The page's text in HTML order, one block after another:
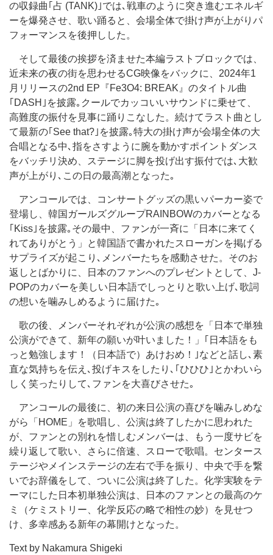
の収録曲｢占 (TANK)｣では､戦車のように突き進むエネルギ
ーを爆発させ、歌い踊ると、会場全体で掛け声が上がりパ
フォーマンスを後押しした。
そして最後の挨拶を済ませた本編ラストブロックでは、
近未来の夜の街を思わせるCG映像をバックに、2024年1
月リリースの2nd EP『Fe3O4: BREAK』のタイトル曲
｢DASH｣を披露｡クールでカッコいいサウンドに乗せて、
高難度の振付を見事に踊りこなした。続けてラスト曲とし
て最新の｢See that?｣を披露｡特大の掛け声が会場全体の大
合唱となる中､指をさすように腕を動かすポイントダンス
をバッチリ決め、ステージに脚を投げ出す振付では､大歓
声が上がり､この日の最高潮となった｡
アンコールでは、コンサートグッズの黒いパーカー姿で
登場し、韓国ガールズグループRAINBOWのカバーとなる
｢Kiss｣を披露｡その最中、ファンが一斉に「日本に来てく
れてありがとう」と韓国語で書かれたスローガンを掲げる
サプライズが起こり､メンバーたちを感動させた。そのお
返しとばかりに、日本のファンへのプレゼントとして、J-
POPのカバーを美しい日本語でしっとりと歌い上げ､歌詞
の想いを噛みしめるように届けた｡
歌の後、メンバーそれぞれが公演の感想を「日本で単独
公演ができて、新年の願いが叶いました！」｢日本語をも
っと勉強します！（日本語で）あけおめ！｣などと話し､素
直な気持ちを伝え､投げキスをしたり､｢ひひひ｣とかわいら
しく笑ったりして､ファンを大喜びさせた｡
アンコールの最後に、初の来日公演の喜びを噛みしめな
がら「HOME」を歌唱し、公演は終了したかに思われた
が、ファンとの別れを惜しむメンバーは、もう一度サビを
繰り返して歌い、さらに倍速、スローで歌唱。センタース
テージやメインステージの左右で手を振り、中央で手を繋
いでお辞儀をして、ついに公演は終了した。化学実験をテ
ーマにした日本初単独公演は、日本のファンとの最高のケ
ミ（ケミストリー、化学反応の略で相性の妙）を見せつ
け、多幸感ある新年の幕開けとなった。
Text by Nakamura Shigeki